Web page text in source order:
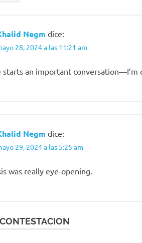
Negm dice:
28, 2024 a las 11:21 am
starts an important conversation—I’m
Negm dice:
29, 2024 a las 5:25 am
was really eye-opening.